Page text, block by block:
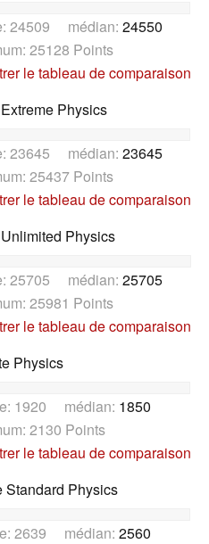
24509 médian: 24550
25128 Points
le tableau de comparaison
Physics
23645 médian: 23645
25437 Points
le tableau de comparaison
Physics
25705 médian: 25705
25981 Points
le tableau de comparaison
Physics
1920 médian: 1850
2130 Points
le tableau de comparaison
Standard Physics
2639 médian: 2560